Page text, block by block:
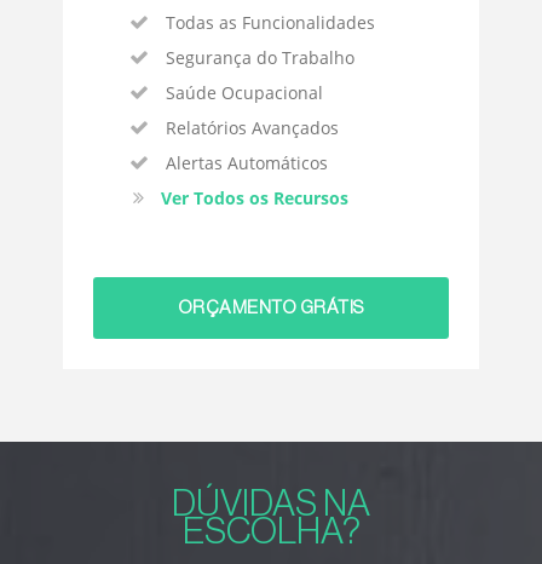
Todas as Funcionalidades
Segurança do Trabalho
Saúde Ocupacional
Relatórios Avançados
Alertas Automáticos
Ver Todos os Recursos
ORÇAMENTO GRÁTIS
DÚVIDAS NA
ESCOLHA?